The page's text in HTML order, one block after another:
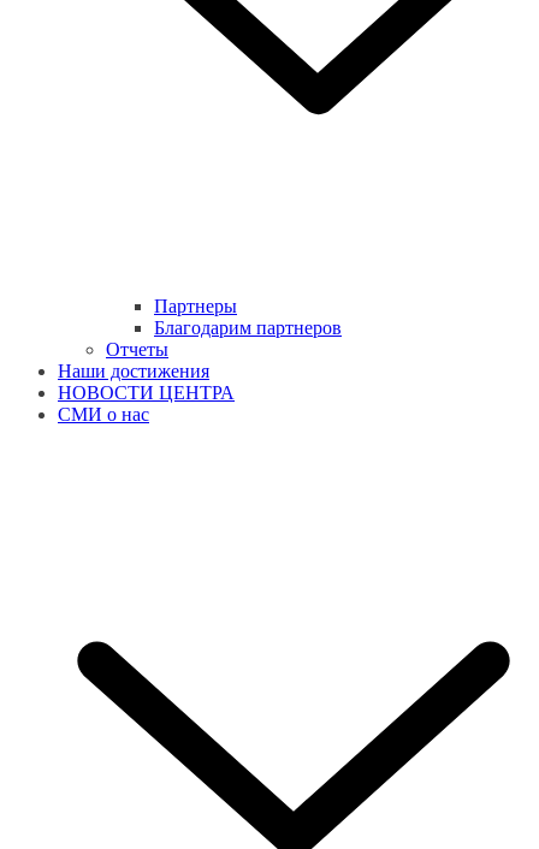
Партнеры
Благодарим партнеров
Отчеты
Наши достижения
НОВОСТИ ЦЕНТРА
СМИ о нас